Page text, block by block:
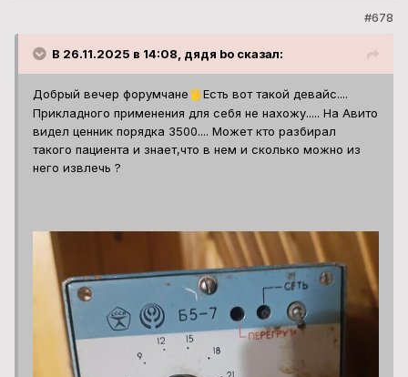
#678
В 26.11.2025 в 14:08, дядя bo сказал:
Добрый вечер форумчане 🖐️Есть вот такой девайс....
Прикладного применения для себя не нахожу..... На Авито
видел ценник порядка 3500.... Может кто разбирал
такого пациента и знает,что в нем и сколько можно из
него извлечь ?